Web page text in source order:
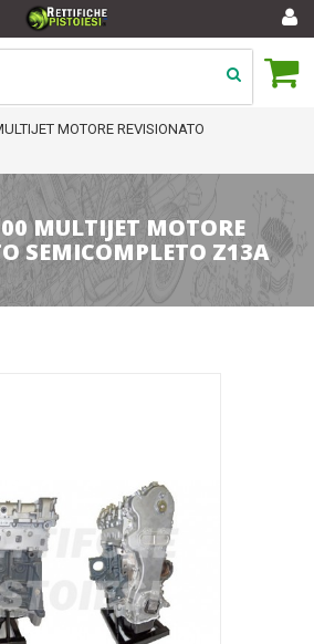
MOTORE REVISIONATO
MULTIJET MOTORE
SEMICOMPLETO Z13A